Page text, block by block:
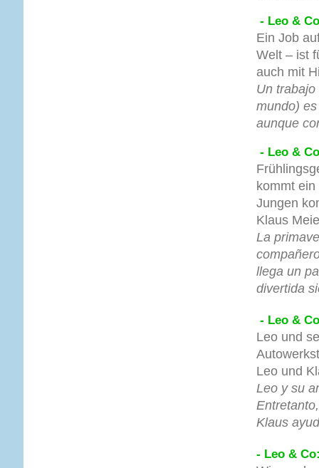
- Leo &
Ein Job
Welt – ist
auch mit
Un
mundo)
aunque
- Leo &
kommt
Jungen
Klaus
La
llega un
divertida
- Leo &
Leo und
Leo und
Leo y su
Klaus
- Leo &